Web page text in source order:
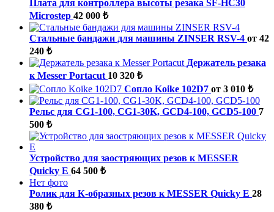
Плата для контроллера высоты резака SF-HC30
Microstep 42 000 ₺
Стальные бандажи для машины ZINSER RSV-4 от 42
240 ₺
Держатель резака
к Messer Portacut 10 320 ₺
Сопло Koike 102D7 от 3 010 ₺
Рельс для CG1-100, CG1-30K, GCD4-100, GCD5-100 7
500 ₺
Устройство для заостряющих резов к MESSER
Quicky E 64 500 ₺
Нет фото
Ролик для К-образных резов к MESSER Quicky E 28
380 ₺